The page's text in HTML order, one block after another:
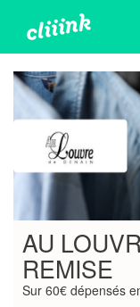
AU
REMISE
Sur 60€ dépensés